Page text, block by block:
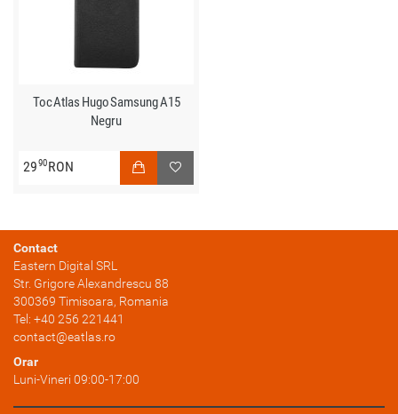
Toc Atlas Hugo Samsung A15
Negru
2990RON
Contact
Eastern Digital SRL
Str. Grigore Alexandrescu 88
300369 Timisoara, Romania
Tel: +40 256 221441
contact@eatlas.ro
Orar
Luni-Vineri 09:00-17:00